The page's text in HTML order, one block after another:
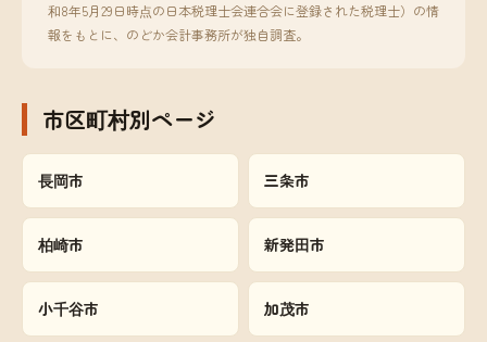
和8年5月29日時点の日本税理士会連合会に登録された税理士）の情
報をもとに、のどか会計事務所が独自調査。
市区町村別ページ
長岡市 三条市
柏崎市 新発田市
小千谷市 加茂市